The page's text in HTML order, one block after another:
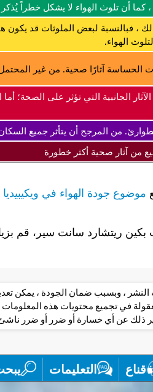
كما أن تلوث الهواء لا يشكل خطراً يُذكر
، فبالنسبة لبعض الملوثات قد
الهواء.
الحساسة آثارًا صحية. من غير المحتمل
الجانبية التي تؤثر على الصحة؛
من المرجح أن يتأثر جميع
من آثار صحية أكثر خطورة
موضوع جودة الهواء في ويكيبيديا
ريتشارد سانت سير، قم
، وبسبب ضمان الجودة ، يمكن
في تجميع محتويات هذه
ذلك عن أي خسارة أو ضرر أو ضرر
قناع التعليمات